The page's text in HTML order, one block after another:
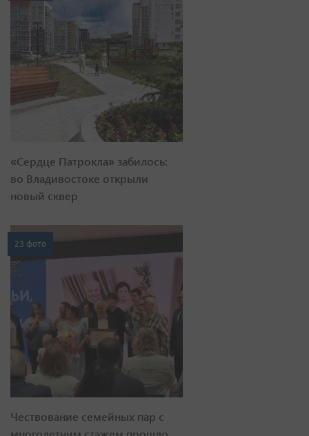
«Сердце Патрокла» забилось:
во Владивостоке открыли
новый сквер
23 фото
Чествование семейных пар с